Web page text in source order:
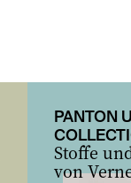
PANTON
Stoffe
von